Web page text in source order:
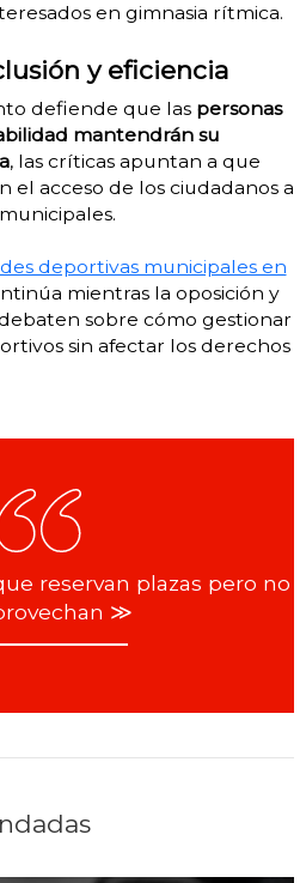
en gimnasia rítmica.
y eficiencia
defiende que laspersonas
mantendrán su
, las críticas apuntan a que
el acceso de los ciudadanos a
deportivas municipales en
mientras la oposición y
sobre cómo gestionar
sin afectar los derechos
reservan plazas pero no
≫